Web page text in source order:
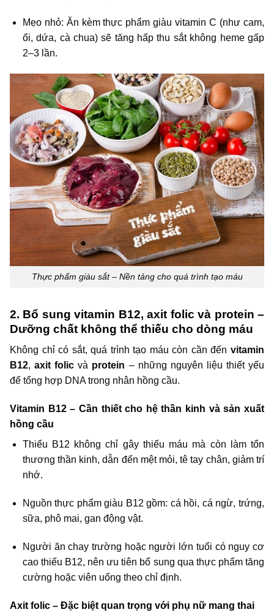
Mẹo nhỏ: Ăn kèm thực phẩm giàu vitamin C (như cam,
ổi, dứa, cà chua) sẽ tăng hấp thu sắt không heme gấp
2–3 lần.
Thực phẩm giàu sắt – Nền tảng cho quá trình tạo máu
2. Bổ sung vitamin B12, axit folic và protein –
Dưỡng chất không thể thiếu cho dòng máu
Không chỉ có sắt, quá trình tạo máu còn cần đến vitamin
B12,axit folic và protein – những nguyên liệu thiết yếu
để tổng hợp DNA trong nhân hồng cầu.
Vitamin B12 – Cần thiết cho hệ thần kinh và sản xuất
hồng cầu
Thiếu B12 không chỉ gây thiếu máu mà còn làm tổn
thương thần kinh, dẫn đến mệt mỏi, tê tay chân, giảm trí
nhớ.
Nguồn thực phẩm giàu B12 gồm: cá hồi, cá ngừ, trứng,
sữa, phô mai, gan động vật.
Người ăn chay trường hoặc người lớn tuổi có nguy cơ
cao thiếu B12, nên ưu tiên bổ sung qua thực phẩm tăng
cường hoặc viên uống theo chỉ định.
Axit folic – Đặc biệt quan trọng với phụ nữ mang thai